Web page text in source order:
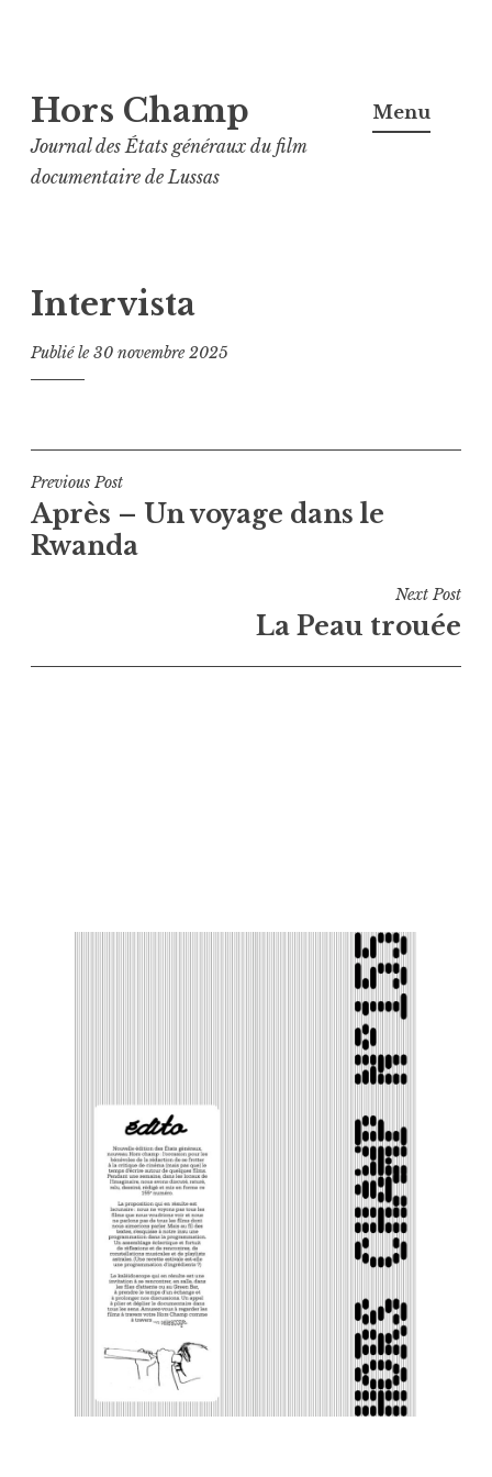
au
contenu
principal
Hors Champ
Journal des États généraux du film
documentaire de Lussas
Menu
Intervista
Publié le30 novembre 2025
Navigation
de
l’article
Previous Post
Après – Un voyage dans le
Rwanda
Next Post
La Peau trouée